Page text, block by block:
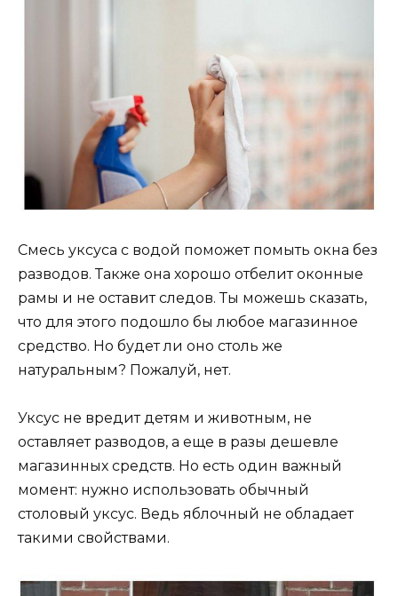
Смесь уксуса с водой поможет помыть окна без
разводов. Также она хорошо отбелит оконные
рамы и не оставит следов. Ты можешь сказать,
что для этого подошло бы любое магазинное
средство. Но будет ли оно столь же
натуральным? Пожалуй, нет.
Уксус не вредит детям и животным, не
оставляет разводов, а еще в разы дешевле
магазинных средств. Но есть один важный
момент: нужно использовать обычный
столовый уксус. Ведь яблочный не обладает
такими свойствами.